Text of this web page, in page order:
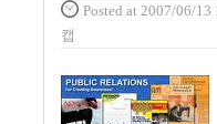
Posted at 2007/06/13
캡